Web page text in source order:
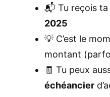
📬 Tu reçois ta
2025
💡 C’est le
montant
🧾 Tu peux
échéancier